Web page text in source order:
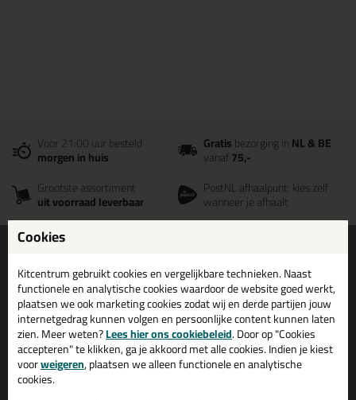
Voor 21:00 uur besteld
morgen in huis
Gratisbezorging inNL & BE
vanaf75,-
Grootste assortiment
uit voorraad leverbaar
PostNL afhaalpunt: kies zelf
wanneer je afhaalt
Informatie
Tips en tricks
Keuzehulpen
Acties
Levertijd & Bezorging
Retourneren & Annuleren
Veel gestelde vragen (FAQ)
Wie wij zijn?
Vacatures bij kitcentrum.nl
Over Kitcentrum.nl
Maatschappelijk
Winkelmand
Cookies
Kitcentrum gebruikt cookies en vergelijkbare technieken. Naast
functionele en analytische cookies waardoor de website goed werkt,
plaatsen we ook marketing cookies zodat wij en derde partijen jouw
internetgedrag kunnen volgen en persoonlijke content kunnen laten
zien. Meer weten?Lees hier ons cookiebeleid. Door op "Cookies
accepteren" te klikken, ga je akkoord met alle cookies. Indien je kiest
voorweigeren, plaatsen we alleen functionele en analytische
cookies.